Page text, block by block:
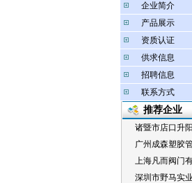
企业简介
产品展示
资质认证
供求信息
招聘信息
联系方式
推荐企业
诸暨市店口升
广州成森塑胶
上海凡而阀门
深圳市野马实